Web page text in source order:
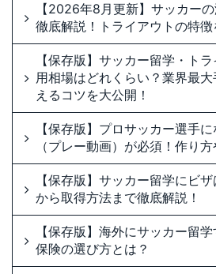
【2026年8月更新】サッカー
徹底解説！トライアウトの特徴
【保存版】サッカー留学・ト
用相場はどれくらい？業界最
えるコツを大公開！
【保存版】プロサッカー選手
（プレー動画）が必須！作り
【保存版】サッカー留学にビ
から取得方法まで徹底解説！
【保存版】海外にサッカー留
保険の選び方とは？